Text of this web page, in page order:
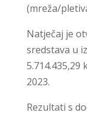
(mreža/
Natječaj je
sredstava u
5.714.435,29
2023.
Rezultati s